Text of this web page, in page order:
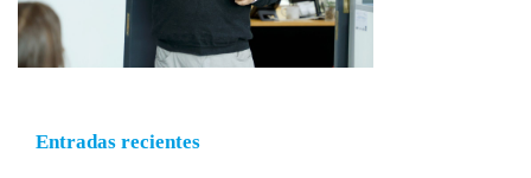
Entradas recientes